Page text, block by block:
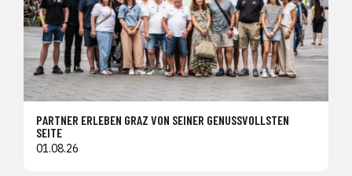
PARTNER ERLEBEN GRAZ VON SEINER GENUSSVOLLSTEN
SEITE
01.08.26